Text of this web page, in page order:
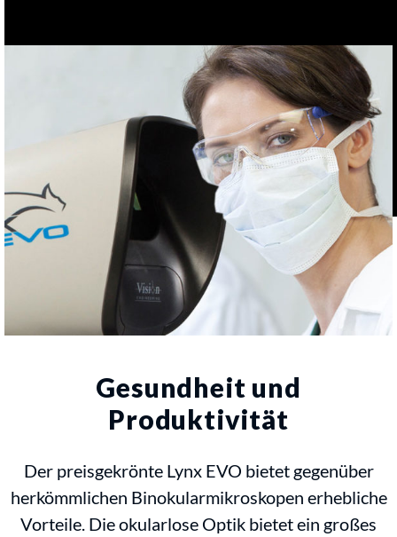
Gesundheit und
Produktivität
Der preisgekrönte Lynx EVO bietet gegenüber
herkömmlichen Binokularmikroskopen erhebliche
Vorteile. Die okularlose Optik bietet ein großes